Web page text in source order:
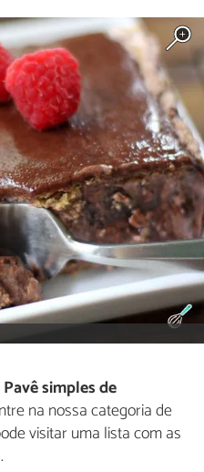
Pavê simples de
na nossa categoria de
visitar uma lista com as
.